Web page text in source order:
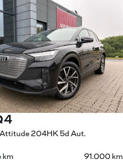
204HK 5d Aut.
km
91.000 km